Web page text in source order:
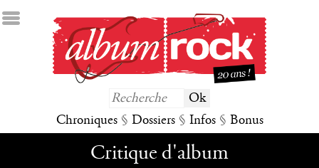
Chroniques § Dossiers § Infos § Bonus
Critique d'album